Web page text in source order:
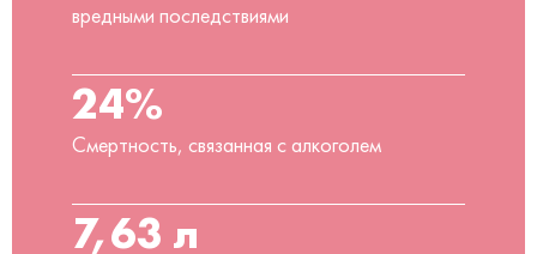
вредными последствиями
24%
Смертность, связанная с алкоголем
7,63 л